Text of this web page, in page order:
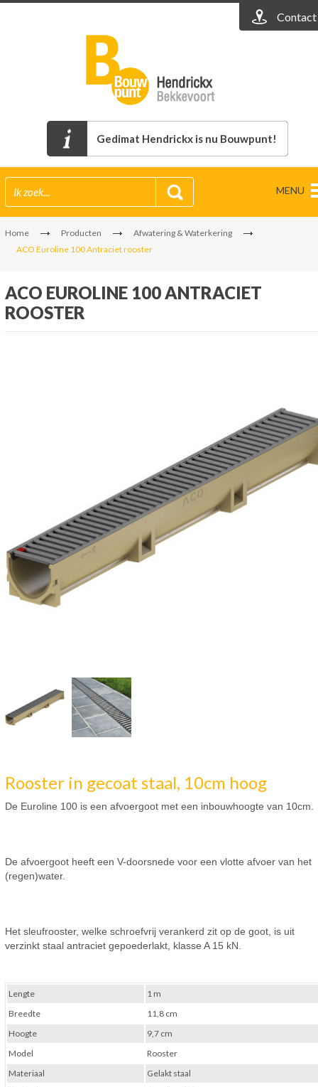
Contact
Gedimat Hendrickx is nu Bouwpunt!
MENU
Home Producten
Afwatering & Waterkering
ACO Euroline 100 Antraciet rooster
ACO EUROLINE 100 ANTRACIET
ROOSTER
Rooster in gecoat staal, 10cm hoog
De Euroline 100 is een afvoergoot met een inbouwhoogte van 10cm.
De afvoergoot heeft een V-doorsnede voor een vlotte afvoer van het
(regen)water.
Het sleufrooster, welke schroefvrij verankerd zit op de goot, is uit
verzinkt staal antraciet gepoederlakt, klasse A 15 kN.
Lengte
1 m
Breedte
11,8 cm
Hoogte
9,7 cm
Model
Rooster
Materiaal
Gelakt staal